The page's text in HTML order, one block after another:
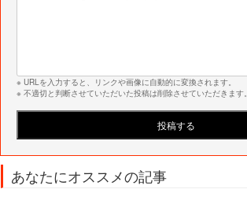
※ URLを入力すると、リンクや画像に自動的に変換されます。
※ 不適切と判断させていただいた投稿は削除させていただきます。
あなたにオススメの記事